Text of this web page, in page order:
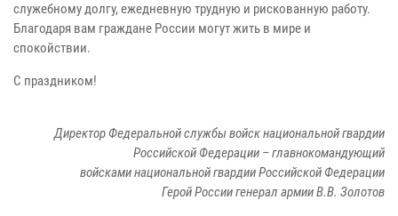
служебному долгу, ежедневную трудную и рискованную работу.
Благодаря вам граждане России могут жить в мире и
спокойствии.
С праздником!
Директор Федеральной службы войск национальной гвардии
Российской Федерации – главнокомандующий
войсками национальной гвардии Российской Федерации
Герой России генерал армии В.В. Золотов